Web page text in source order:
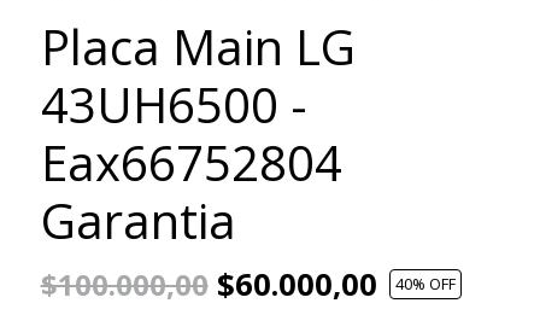
Placa Main LG
43UH6500 -
Eax66752804
Garantia
$100.000,00$60.000,00 40% OFF